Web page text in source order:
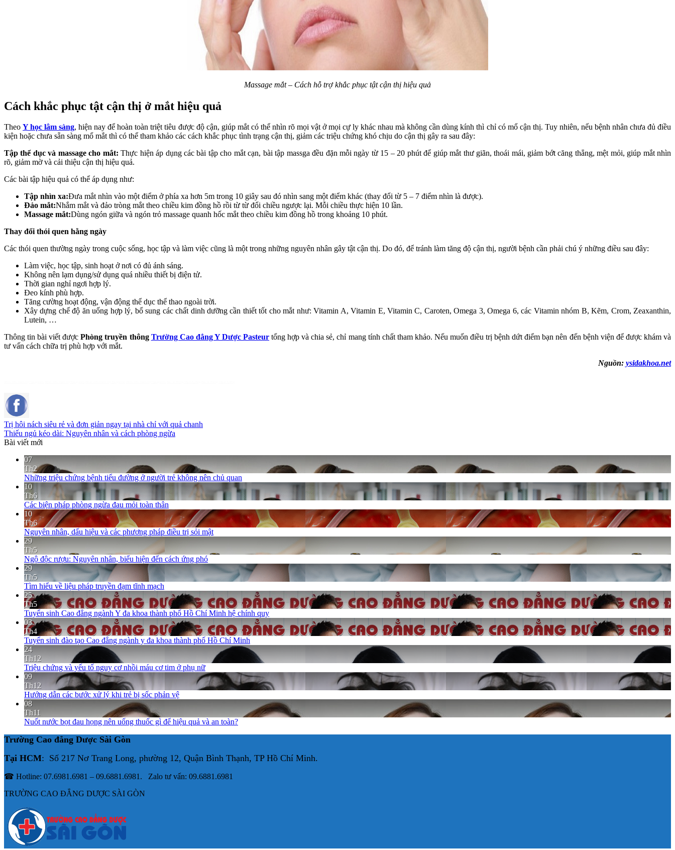
Massage mắt – Cách hỗ trợ khắc phục tật cận thị hiệu quả
Cách khắc phục tật cận thị ở mắt hiệu quả
TheoY học lâm sàng, hiện nay để hoàn toàn triệt tiêu được độ cận, giúp mắt có thể nhìn rõ mọi vật ở mọi cự ly khác nhau mà không cần dùng kính thì chỉ có mổ cận thị. Tuy nhiên, nếu bệnh nhân chưa đủ điều
kiện hoặc chưa sẵn sàng mổ mắt thì có thể tham khảo các cách khắc phục tình trạng cận thị, giảm các triệu chứng khó chịu do cận thị gây ra sau đây:
Tập thể dục và massage cho mắt:Thực hiện áp dụng các bài tập cho mắt cạn, bài tập massga đều đặn mỗi ngày từ 15 – 20 phút để giúp mắt thư giãn, thoái mái, giảm bớt căng thẳng, mệt mỏi, giúp mắt nhìn
rõ, giảm mờ và cải thiệu cận thị hiệu quả.
Các bài tập hiệu quả có thể áp dụng như:
Tập nhìn xa:Đưa mắt nhìn vào một điểm ở phía xa hơn 5m trong 10 giây sau đó nhìn sang một điểm khác (thay đổi từ 5 – 7 điểm nhìn là được).
Đảo mắt:Nhắm mắt và đảo tròng mắt theo chiều kim đồng hồ rồi từ từ đổi chiều ngược lại. Mỗi chiều thực hiện 10 lần.
Massage mắt:Dùng ngón giữa và ngón trỏ massage quanh hốc mắt theo chiều kim đồng hồ trong khoảng 10 phút.
Thay đổi thói quen hằng ngày
Các thói quen thường ngày trong cuộc sống, học tập và làm việc cũng là một trong những nguyên nhân gây tật cận thị. Do đó, để tránh làm tăng độ cận thị, người bệnh cần phải chú ý những điều sau đây:
Làm việc, học tập, sinh hoạt ở nơi có đủ ánh sáng.
Không nên lạm dụng/sử dụng quá nhiều thiết bị điện tử.
Thời gian nghỉ ngơi hợp lý.
Đeo kính phù hợp.
Tăng cường hoạt động, vận động thể dục thể thao ngoài trời.
Xây dựng chế độ ăn uống hợp lý, bổ sung các chất dinh dưỡng cần thiết tốt cho mắt như: Vitamin A, Vitamin E, Vitamin C, Caroten, Omega 3, Omega 6, các Vitamin nhóm B, Kẽm, Crom, Zeaxanthin,
Lutein, …
Thông tin bài viết đượcPhòng truyền thông Trường Cao đẳng Y Dược Pasteurtổng hợp và chia sẻ, chỉ mang tính chất tham khảo. Nếu muốn điều trị bệnh dứt điểm bạn nên đến bệnh viện để được khám và
tư vấn cách chữa trị phù hợp với mắt.
Nguồn: ysidakhoa.net
Trị hôi nách siêu rẻ và đơn giản ngay tại nhà chỉ với quả chanh
Thiếu ngủ kéo dài: Nguyên nhân và cách phòng ngừa
Bài viết mới
07
Th2
Những triệu chứng bệnh tiểu đường ở người trẻ không nên chủ quan
10
Th6
Các biện pháp phòng ngừa đau mỏi toàn thân
10
Th6
Nguyên nhân, dấu hiệu và các phương pháp điều trị sỏi mật
29
Th5
Ngộ độc rượu: Nguyên nhân, biểu hiện đến cách ứng phó
29
Th5
Tìm hiểu về liệu pháp truyền đạm tĩnh mạch
25
Th5
Tuyển sinh Cao đẳng ngành Y đa khoa thành phố Hồ Chí Minh hệ chính quy
03
Th4
Tuyển sinh đào tạo Cao đẳng ngành y đa khoa thành phố Hồ Chí Minh
24
Th12
Triệu chứng và yếu tố nguy cơ nhồi máu cơ tim ở phụ nữ
09
Th12
Hướng dẫn các bước xử lý khi trẻ bị sốc phản vệ
08
Th11
Nuốt nước bọt đau họng nên uống thuốc gì để hiệu quả và an toàn?
Trường Cao đẳng Dược Sài Gòn
Tại HCM: Số 217 Nơ Trang Long, phường 12, Quận Bình Thạnh, TP Hồ Chí Minh.
☎ Hotline: 07.6981.6981 – 09.6881.6981. Zalo tư vấn: 09.6881.6981
TRƯỜNG CAO ĐẲNG DƯỢC SÀI GÒN